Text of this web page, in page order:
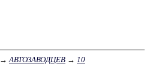
→АВТОЗАВОДЦЕВ → 10